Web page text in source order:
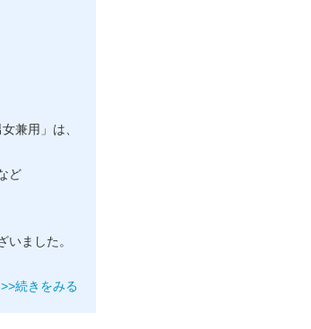
兼用」は、
ど
いました。
>>続きをみる